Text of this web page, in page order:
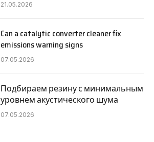
21.05.2026
Can a catalytic converter cleaner fix
emissions warning signs
07.05.2026
Подбираем резину с минимальным
уровнем акустического шума
07.05.2026